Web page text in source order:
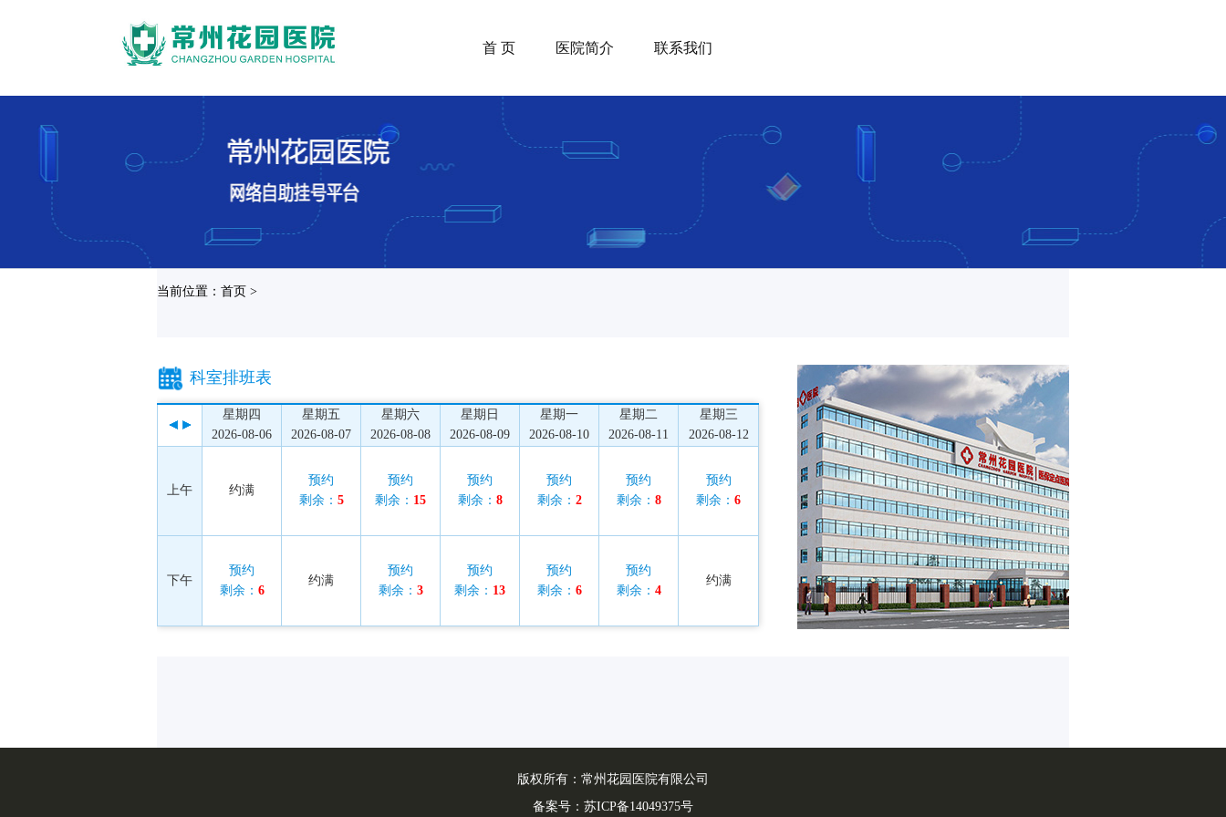
首 页 医院简介 联系我们
当前位置：首页 >
科室排班表
星期四
2026-08-06
星期五
2026-08-07
星期六
2026-08-08
星期日
2026-08-09
星期一
2026-08-10
星期二
2026-08-11
星期三
2026-08-12
上午 约满
预约
剩余： 5
预约
剩余： 15
预约
剩余： 8
预约
剩余： 2
预约
剩余： 8
预约
剩余： 6
下午
预约
剩余： 6
约满
预约
剩余： 3
预约
剩余： 13
预约
剩余： 6
预约
剩余： 4
约满
版权所有：常州花园医院有限公司
备案号： 苏ICP备14049375号